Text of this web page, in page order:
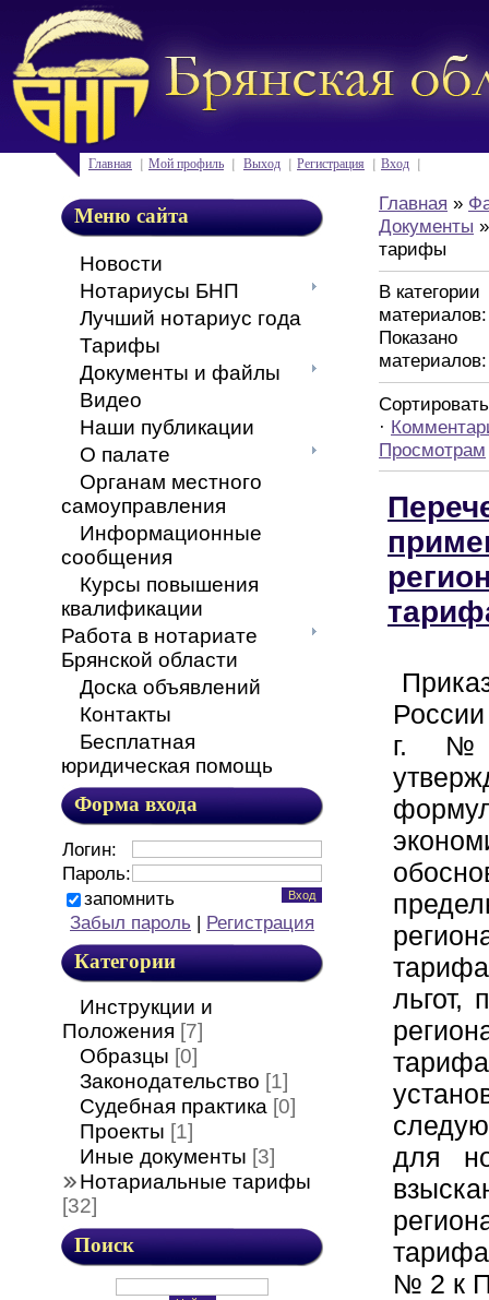
Главная Мой профиль Выход Регистрация Вход
Меню сайта
Новости
Нотариусы БНП
Лучший нотариус года
Тарифы
Документы и файлы
Видео
Наши публикации
О палате
Органам местного
самоуправления
Информационные
сообщения
Курсы повышения
квалификации
Работа в нотариате
Брянской области
Доска объявлений
Контакты
Бесплатная
юридическая помощь
Форма входа
Логин:
Пароль:
запомнить
Забыл пароль | Регистрация
Категории
Инструкции и
Положения [7]
Образцы [0]
Законодательство [1]
Судебная практика [0]
Проекты [1]
Иные документы [3]
Нотариальные тарифы
[32]
Поиск
Главная »
Документы
тарифы
В категории
материалов
Показано
материалов
·
Просмотрам
г. №
льгот,
для
№ 2 к